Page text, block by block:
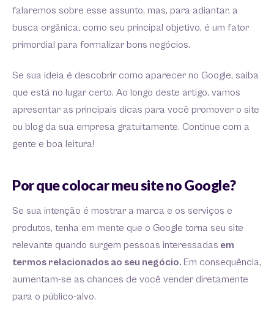
falaremos sobre esse assunto, mas, para adiantar, a
busca orgânica, como seu principal objetivo, é um fator
primordial para formalizar bons negócios.
Se sua ideia é descobrir como aparecer no Google, saiba
que está no lugar certo. Ao longo deste artigo, vamos
apresentar as principais dicas para você promover o site
ou blog da sua empresa gratuitamente. Continue com a
gente e boa leitura!
Por que colocar meu site no Google?
Se sua intenção é mostrar a marca e os serviços e
produtos, tenha em mente que o Google torna seu site
relevante quando surgem pessoas interessadas em
termos relacionados ao seu negócio. Em consequência,
aumentam-se as chances de você vender diretamente
para o público-alvo.